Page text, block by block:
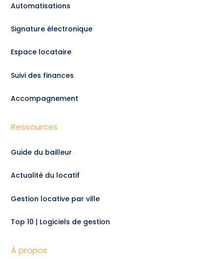
Automatisations
Signature électronique
Espace locataire
Suivi des finances
Accompagnement
Ressources
Guide du bailleur
Actualité du locatif
Gestion locative par ville
Top 10 | Logiciels de gestion
À propos